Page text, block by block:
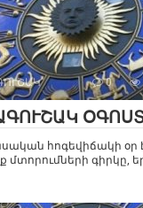
0
հոգեվիճակի օր
մտորումների գիրկը,